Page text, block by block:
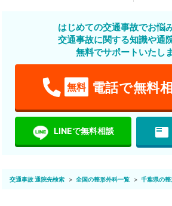
はじめての交通事故でお悩
交通事故に関する知識や通
無料でサポートいたしま
無料 電話で無料
LINEで無料相談 featured_play_list
交通事故 通院先検索 全国の整形外科一覧 千葉県の